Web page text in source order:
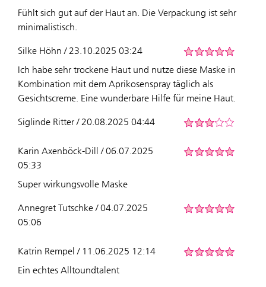
Fühlt sich gut auf der Haut an. Die Verpackung ist sehr
minimalistisch.
Silke Höhn / 23.10.2025 03:24
Ich habe sehr trockene Haut und nutze diese Maske in
Kombination mit dem Aprikosenspray täglich als
Gesichtscreme. Eine wunderbare Hilfe für meine Haut.
Siglinde Ritter / 20.08.2025 04:44
Karin Axenböck-Dill / 06.07.2025
05:33
Super wirkungsvolle Maske
Annegret Tutschke / 04.07.2025
05:06
Katrin Rempel / 11.06.2025 12:14
Ein echtes Alltoundtalent